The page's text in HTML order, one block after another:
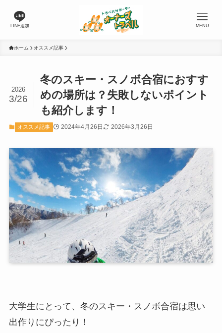
LINE追加 MENU
ホーム オススメ記事
冬のスキー・スノボ合宿におすす
めの場所は？失敗しないポイント
も紹介します！
2026
3/26
オススメ記事 2024年4月26日 2026年3月26日
大学生にとって、冬のスキー・スノボ合宿は思い
出作りにぴったり！